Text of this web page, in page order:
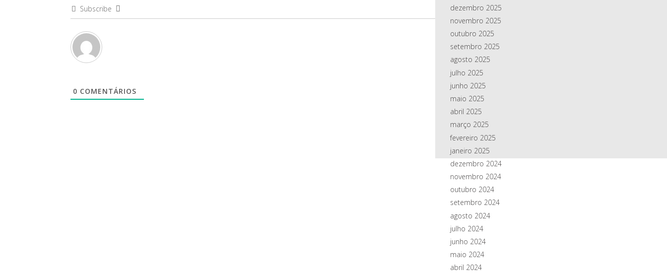
Subscribe
0 COMENTÁRIOS
dezembro 2025
novembro 2025
outubro 2025
setembro 2025
agosto 2025
julho 2025
junho 2025
maio 2025
abril 2025
março 2025
fevereiro 2025
janeiro 2025
dezembro 2024
novembro 2024
outubro 2024
setembro 2024
agosto 2024
julho 2024
junho 2024
maio 2024
abril 2024